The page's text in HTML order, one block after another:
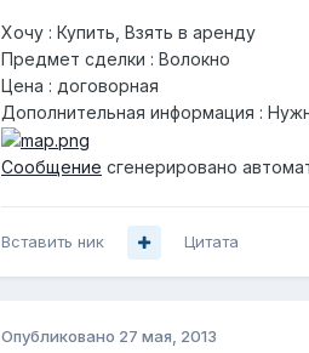
Хочу : Купить, Взять в аренду
Предмет сделки : Волокно
Цена : договорная
Дополнительная информация :
Сообщение сгенерировано
Вставить ник Цитата
Опубликовано 27 мая, 2013